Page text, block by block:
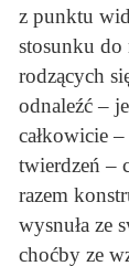
z punktu
stosunku do
rodzących
odnaleźć –
całkowicie
twierdzeń –
razem
wysnuła ze
choćby ze